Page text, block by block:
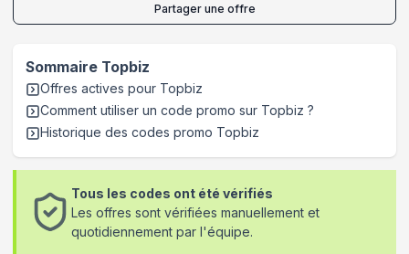
Partager une offre
Sommaire Topbiz
Offres actives pour Topbiz
Comment utiliser un code promo sur Topbiz ?
Historique des codes promo Topbiz
Tous les codes ont été vérifiés
Les offres sont vérifiées manuellement et
quotidiennement par l'équipe.